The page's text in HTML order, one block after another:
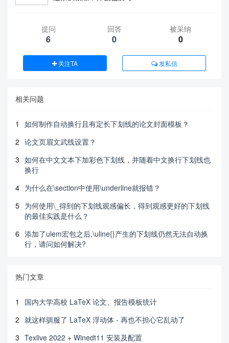
提问
6
回答
0
被采纳
0
关注TA 发私信
相关问题
1
如何制作自动换行且有定长下划线的论文封面模板？
2 论文页眉文武线设置？
3 如何在中文文本下加彩色下划线，并随着中文换行下划线也
换行
4 为什么在\section中使用\underline就报错？
5 为何使用\_得到的下划线观感偏长，得到观感更好的下划线
的最佳实践是什么？
6 添加了ulem宏包之后,\uline{}产生的下划线仍然无法自动换
行，请问如何解决?
热门文章
1
国内大学高校 LaTeX 论文、报告模板统计
2 就这样驯服了 LaTeX 浮动体 - 再也不担心它乱动了
3 Texlive 2022 + Winedt11 安装及配置